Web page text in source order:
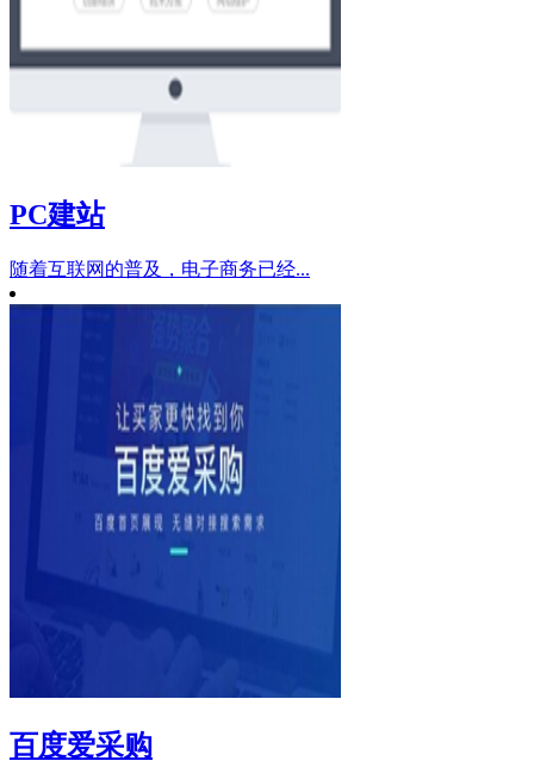
PC建站
随着互联网的普及，电子商务已经...
百度爱采购